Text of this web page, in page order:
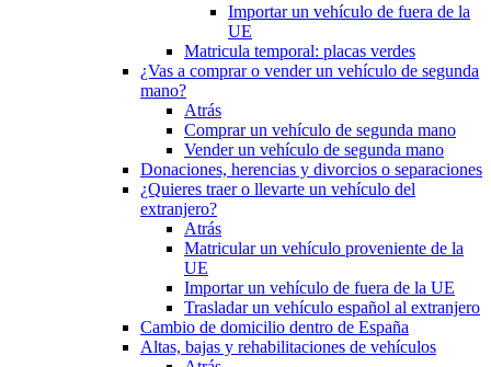
Importar un vehículo de fuera de la
UE
Matricula temporal: placas verdes
¿Vas a comprar o vender un vehículo de segunda
mano?
Atrás
Comprar un vehículo de segunda mano
Vender un vehículo de segunda mano
Donaciones, herencias y divorcios o separaciones
¿Quieres traer o llevarte un vehículo del
extranjero?
Atrás
Matricular un vehículo proveniente de la
UE
Importar un vehículo de fuera de la UE
Trasladar un vehículo español al extranjero
Cambio de domicilio dentro de España
Altas, bajas y rehabilitaciones de vehículos